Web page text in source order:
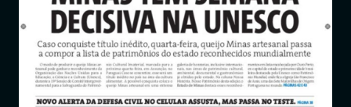
Notícias
Entrar